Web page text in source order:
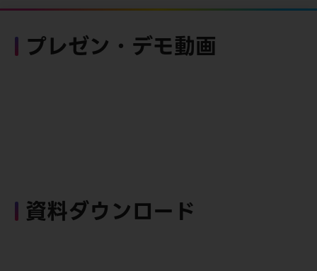
プレゼン・デモ動画
資料ダウンロード